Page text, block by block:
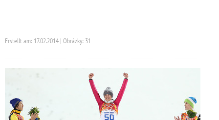
Erstellt am: 17.02.2014 | Obrázky: 31